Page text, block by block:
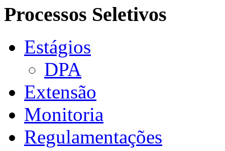
Processos Seletivos
Estágios
DPA
Extensão
Monitoria
Regulamentações